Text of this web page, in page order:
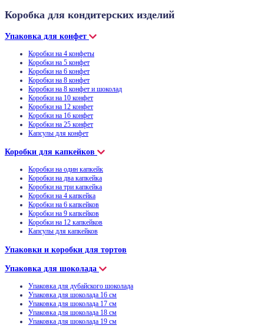
Коробка для кондитерских изделий
Упаковка для конфет
Коробки на 4 конфеты
Коробки на 5 конфет
Коробки на 6 конфет
Коробки на 8 конфет
Коробки на 8 конфет и шоколад
Коробки на 10 конфет
Коробки на 12 конфет
Коробки на 16 конфет
Коробки на 25 конфет
Капсулы для конфет
Коробки для капкейков
Коробки на один капкейк
Коробки на два капкейка
Коробки на три капкейка
Коробки на 4 капкейка
Коробки на 6 капкейков
Коробки на 9 капкейков
Коробки на 12 капкейков
Капсулы для капкейков
Упаковки и коробки для тортов
Упаковка для шоколада
Упаковка для дубайского шоколада
Упаковка для шоколада 16 см
Упаковка для шоколада 17 см
Упаковка для шоколада 18 см
Упаковка для шоколада 19 см